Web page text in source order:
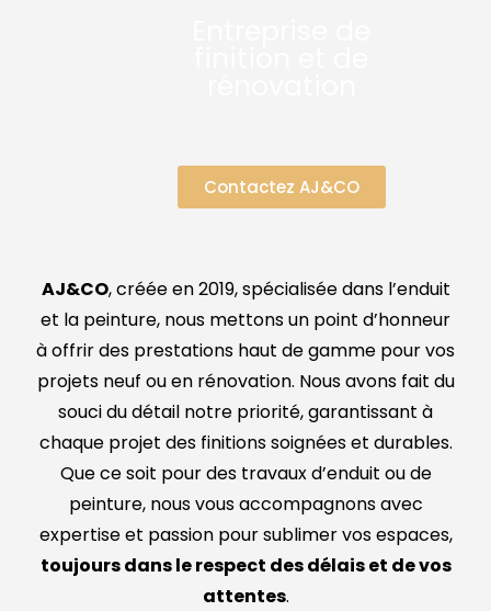
Contactez AJ&CO
AJ&CO, créée en 2019, spécialisée dans l’enduit
et la peinture, nous mettons un point d’honneur
à offrir des prestations haut de gamme pour vos
projets neuf ou en rénovation. Nous avons fait du
souci du détail notre priorité, garantissant à
chaque projet des finitions soignées et durables.
Que ce soit pour des travaux d’enduit ou de
peinture, nous vous accompagnons avec
expertise et passion pour sublimer vos espaces,
toujours dans le respect des délais et de vos
attentes.